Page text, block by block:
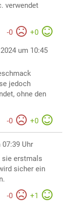
verwendet
-0 +0
um 10:45
jedoch
ohne den
-0 +0
07:39 Uhr
sie erstmals
sicher ein
-0 +1